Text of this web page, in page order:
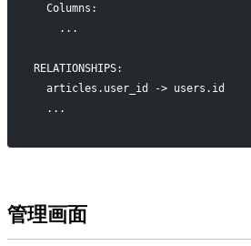
  Columns:
    ...
RELATIONSHIPS:
  articles.user_id -> users.id
  ...
管理画面